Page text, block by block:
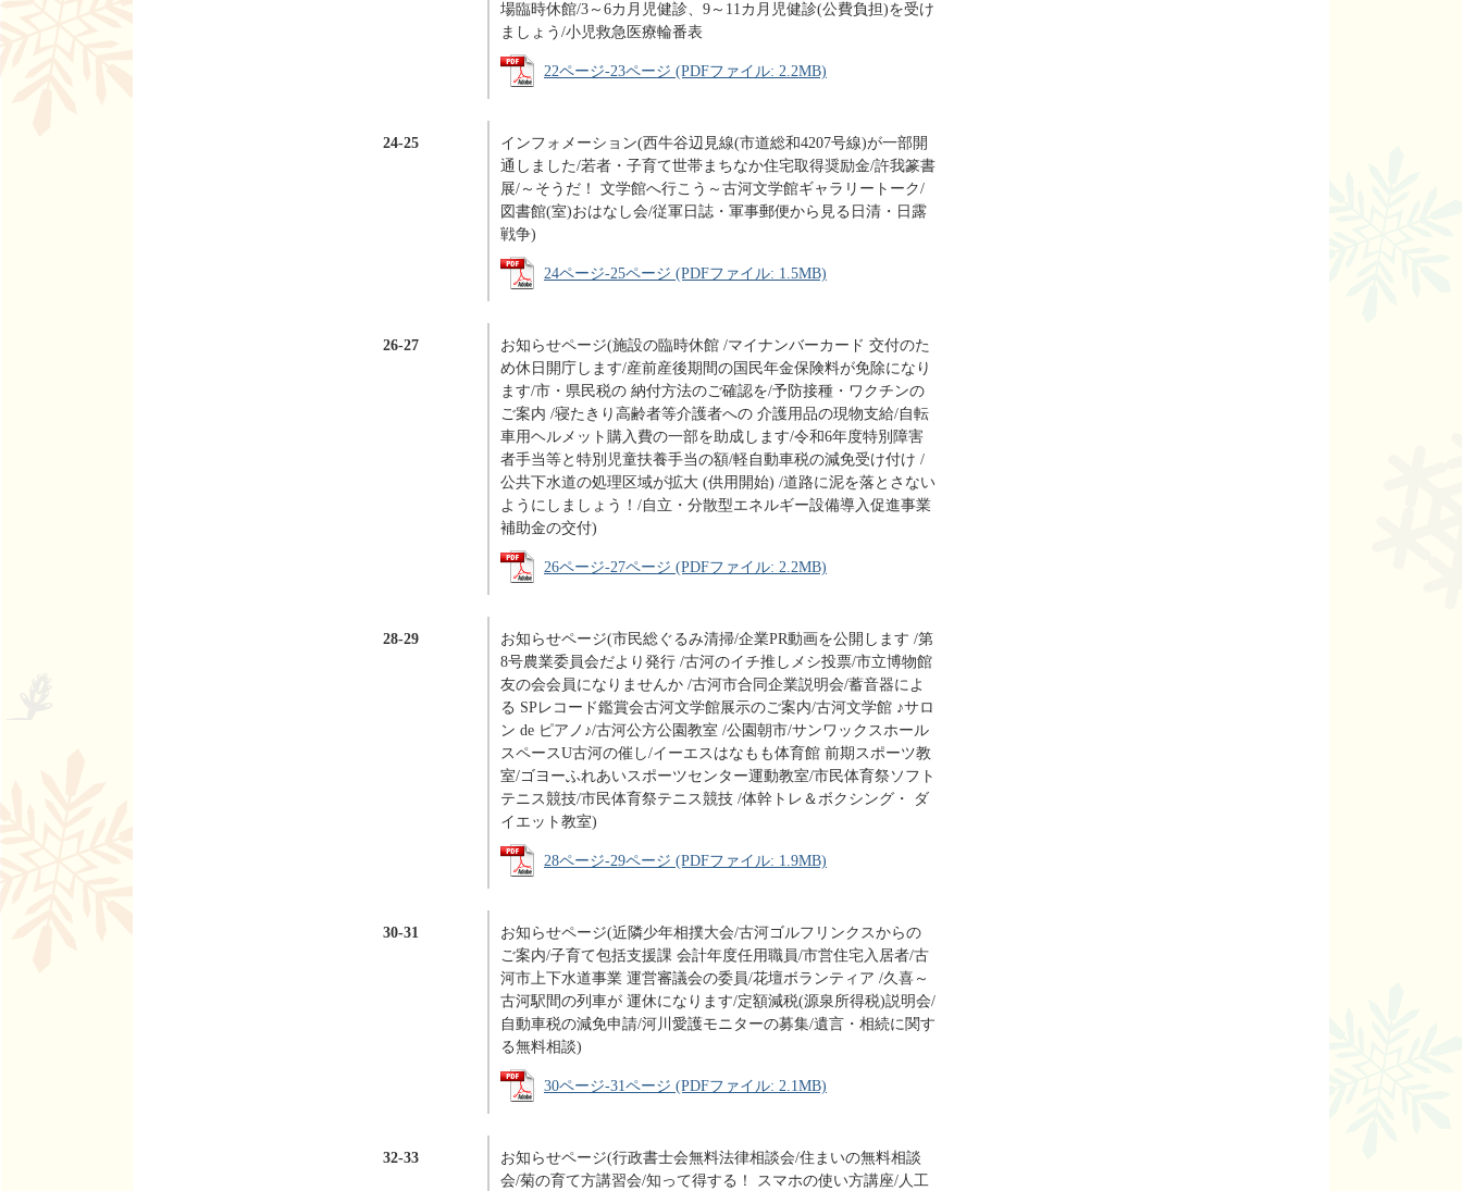
場臨時休館/3～6カ月児健診、9～11カ月児健診(公費負担)を受け
ましょう/小児救急医療輪番表
22ページ-23ページ (PDFファイル: 2.2MB)
24-25
インフォメーション(西牛谷辺見線(市道総和4207号線)が一部開
通しました/若者・子育て世帯まちなか住宅取得奨励金/許我篆書
展/～そうだ！ 文学館へ行こう～古河文学館ギャラリートーク/
図書館(室)おはなし会/従軍日誌・軍事郵便から見る日清・日露
戦争)
24ページ-25ページ (PDFファイル: 1.5MB)
26-27
お知らせページ(施設の臨時休館 /マイナンバーカード 交付のた
め休日開庁します/産前産後期間の国民年金保険料が免除になり
ます/市・県民税の 納付方法のご確認を/予防接種・ワクチンの
ご案内 /寝たきり高齢者等介護者への 介護用品の現物支給/自転
車用ヘルメット購入費の一部を助成します/令和6年度特別障害
者手当等と特別児童扶養手当の額/軽自動車税の減免受け付け /
公共下水道の処理区域が拡大 (供用開始) /道路に泥を落とさない
ようにしましょう！/自立・分散型エネルギー設備導入促進事業
補助金の交付)
26ページ-27ページ (PDFファイル: 2.2MB)
28-29
お知らせページ(市民総ぐるみ清掃/企業PR動画を公開します /第
8号農業委員会だより発行 /古河のイチ推しメシ投票/市立博物館
友の会会員になりませんか /古河市合同企業説明会/蓄音器によ
る SPレコード鑑賞会古河文学館展示のご案内/古河文学館 ♪サロ
ン de ピアノ♪/古河公方公園教室 /公園朝市/サンワックスホール
スペースU古河の催し/イーエスはなもも体育館 前期スポーツ教
室/ゴヨーふれあいスポーツセンター運動教室/市民体育祭ソフト
テニス競技/市民体育祭テニス競技 /体幹トレ＆ボクシング・ ダ
イエット教室)
28ページ-29ページ (PDFファイル: 1.9MB)
30-31
お知らせページ(近隣少年相撲大会/古河ゴルフリンクスからの
ご案内/子育て包括支援課 会計年度任用職員/市営住宅入居者/古
河市上下水道事業 運営審議会の委員/花壇ボランティア /久喜～
古河駅間の列車が 運休になります/定額減税(源泉所得税)説明会/
自動車税の減免申請/河川愛護モニターの募集/遺言・相続に関す
る無料相談)
30ページ-31ページ (PDFファイル: 2.1MB)
32-33
お知らせページ(行政書士会無料法律相談会/住まいの無料相談
会/菊の育て方講習会/知って得する！ スマホの使い方講座/人工